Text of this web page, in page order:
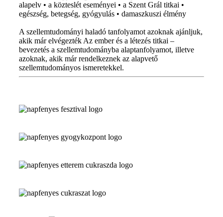
alapelv • a közteslét eseményei • a Szent Grál titkai •
egészség, betegség, gyógyulás • damaszkuszi élmény
A szellemtudományi haladó tanfolyamot azoknak ajánljuk,
akik már elvégezték Az ember és a létezés titkai –
bevezetés a szellemtudományba alaptanfolyamot, illetve
azoknak, akik már rendelkeznek az alapvető
szellemtudományos ismeretekkel.